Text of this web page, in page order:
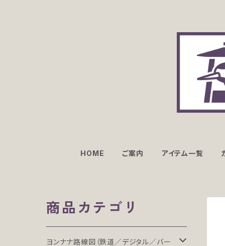
HOME ご案内 アイテム一覧
商品カテゴリ
ヨンナナ路線図（鉄道／デジタル／バー